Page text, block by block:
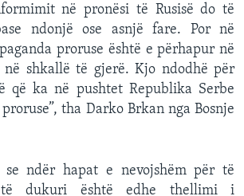
në pronësi të Rusisë do të
ndonjë ose asnjë fare. Por në
proruse është e përhapur në
në shkallë të gjerë. Kjo ndodhë për
që ka në pushtet Republika Serbe
tha Darko Brkan nga Bosnje
se ndër hapat e nevojshëm për të
dukuri është edhe thellimi i